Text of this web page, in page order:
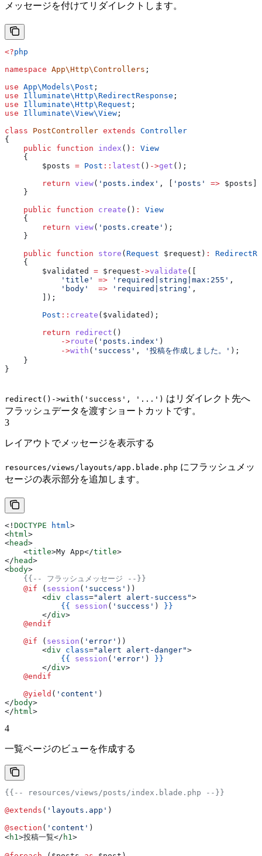
メッセージを付けてリダイレクトします。
<?php
namespace App\Http\Controllers ;
use App\Models\ Post ;
use Illuminate\Http\RedirectResponse ;
use Illuminate\Http\Request ;
use Illuminate\View\View ;
class PostController extends Controller
{
    public
function index () :
View
    {
        $posts
= Post :: latest () ->get ();
        return
view( 'posts.index' , [ 'posts' => $posts
    }
    public
function create () :
View
    {
        return
view( 'posts.create' );
    }
    public
function store ( Request $request ) :
    {
        $validated
= $request ->validate ([
            'title'
=> 'required|string|max:255' ,
            'body'
  =>
'required|string' ,
        ]);
        Post
:: create ( $validated );
        return
redirect ()
            ->
route ( 'posts.index' )
            ->
with ( 'success' , '投稿を作成しました。' );
    }
}
redirect()->with('success', '...') はリダイレクト先へ
フラッシュデータを渡すショートカットです。
3
レイアウトでメッセージを表示する
resources/views/layouts/app.blade.php にフラッシュメッ
セージの表示部分を追加します。
<! DOCTYPE html>
<html>
<head>
    <
title>My App</title>
</ head>
<body>
    {{-- フラッシュメッセージ --}}
    @if
( session ( 'success' ))
        <
div class="alert alert-success">
            {{
session ( 'success' )
}}
        </
div>
    @endif
    @if
( session ( 'error' ))
        <
div class="alert alert-danger">
            {{
session ( 'error' )
}}
        </
div>
    @endif
    @yield
( 'content' )
</ body>
</ html>
4
一覧ページのビューを作成する
{{-- resources/views/posts/index.blade.php --}}
@extends ( 'layouts.app' )
@section ( 'content' )
<h1>投稿一覧</ h1>